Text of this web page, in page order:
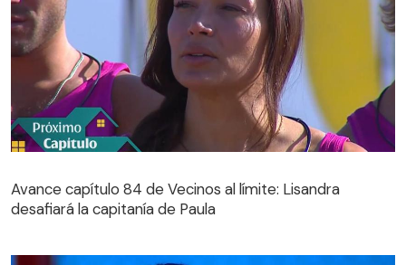
desafiará la capitanía de Paula
Avance capítulo 84 de Vecinos al límite: Lisandra
desafiará la capitanía de Paula